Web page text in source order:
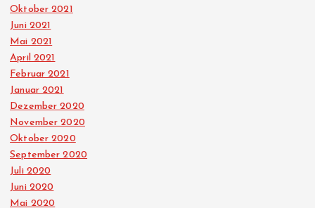
Oktober 2021
Juni 2021
Mai 2021
April 2021
Februar 2021
Januar 2021
Dezember 2020
November 2020
Oktober 2020
September 2020
Juli 2020
Juni 2020
Mai 2020